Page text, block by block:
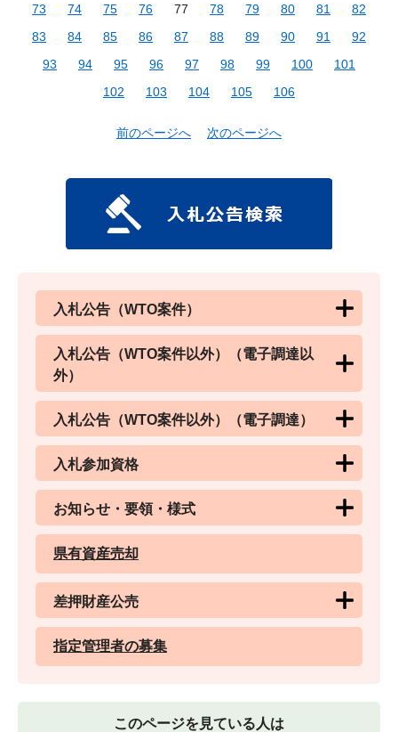
73
74 75 76 77 78 79 80 81
82
83
84 85 86 87 88 89 90 91
92
93
94 95 96 97 98 99 100
101
102
103 104 105 106
前のページへ 次のページへ
入札公告（WTO案件）
入札公告（WTO案件以外）（電子調達以
外）
入札公告（WTO案件以外）（電子調達）
入札参加資格
お知らせ・要領・様式
県有資産売却
差押財産公売
指定管理者の募集
このページを見ている人は